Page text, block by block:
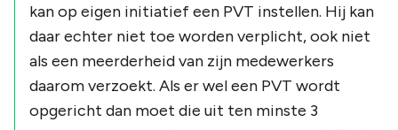
kan op eigen initiatief een PVT instellen. Hij kan
daar echter niet toe worden verplicht, ook niet
als een meerderheid van zijn medewerkers
daarom verzoekt. Als er wel een PVT wordt
opgericht dan moet die uit ten minste 3